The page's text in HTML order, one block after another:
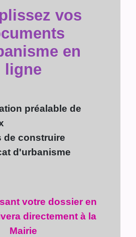
vos
en
ligne
préalable de
de construire
d'urbanisme
votre dossier en
directement à la
Mairie